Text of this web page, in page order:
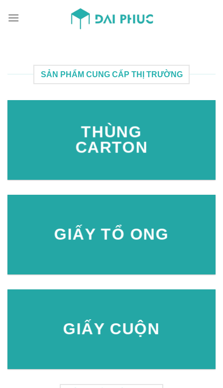
SẢN PHẨM CUNG CẤP THỊ TRƯỜNG
THÙNG
CARTON
GIẤY TỔ ONG
GIẤY CUỘN